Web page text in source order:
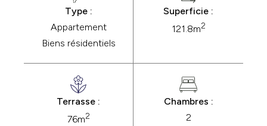
Type :
Appartement
Biens résidentiels
Superficie :
121.8m2
Terrasse :
76m2
Chambres :
2